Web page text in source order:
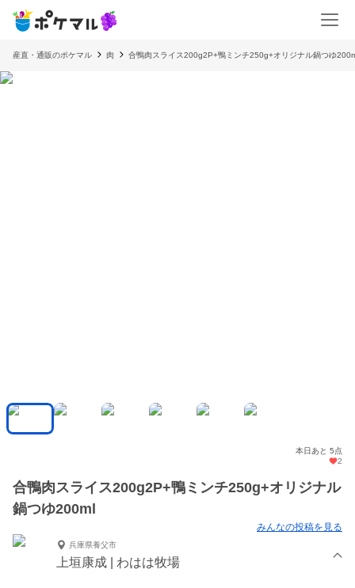
産直・通販のポケマル 肉 合鴨肉スライス200g2P+鴨ミンチ250g+オリジナル鍋つゆ
本日あと 5点
2
合鴨肉スライス200g2P+鴨ミンチ250g+オリジナル
鍋つゆ200ml
みんなの投稿を見る
兵庫県養父市
上垣康成 | わはは牧場